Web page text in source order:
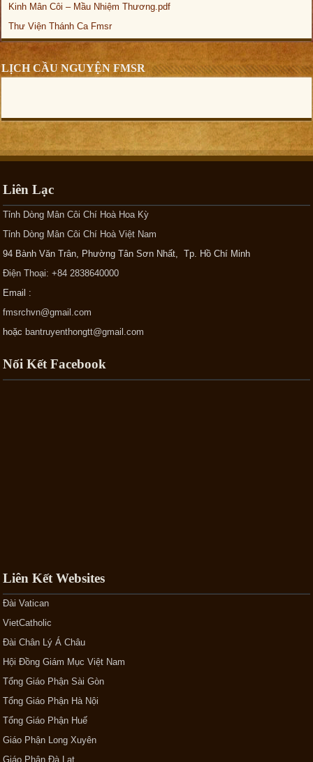
Kinh Mân Côi – Mầu Nhiệm Thương.pdf
Thư Viện Thánh Ca Fmsr
LỊCH CẦU NGUYỆN FMSR
Liên Lạc
Tỉnh Dòng Mân Côi Chí Hoà Hoa Kỳ
Tỉnh Dòng Mân Côi Chí Hoà Việt Nam
94 Bành Văn Trân, Phường Tân Sơn Nhất, Tp. Hồ Chí Minh
Điện Thoại: +84 2838640000
Email :
fmsrchvn@gmail.com
hoặcbantruyenthongtt@gmail.com
Nối Kết Facebook
Liên Kết Websites
Đài Vatican
VietCatholic
Đài Chân Lý Á Châu
Hội Đồng Giám Mục Việt Nam
Tổng Giáo Phận Sài Gòn
Tổng Giáo Phận Hà Nội
Tổng Giáo Phận Huế
Giáo Phận Long Xuyên
Giáo Phận Đà Lạt